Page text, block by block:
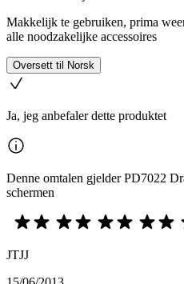
Makkelijk te gebruiken, prima
alle noodzakelijke accessoires
Oversett til Norsk
Ja, jeg anbefaler dette produktet
Denne omtalen gjelder PD7022
schermen
JTJJ